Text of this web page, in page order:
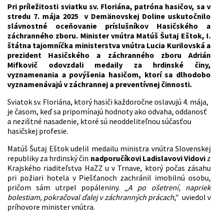
Pri príležitosti sviatku sv. Floriána, patróna hasičov, sa v
stredu 7. mája 2025 v Demänovskej Doline uskutočnilo
slávnostné oceňovanie príslušníkov Hasičského a
záchranného zboru. Minister vnútra Matúš Šutaj Eštok, I.
štátna tajomníčka ministerstva vnútra Lucia Kurilovská a
prezident Hasičského a záchranného zboru Adrián
Mifkovič odovzdali medaily za hrdinské činy,
vyznamenania a povýšenia hasičom, ktorí sa dlhodobo
vyznamenávajú v záchrannej a preventívnej činnosti.
Sviatok sv. Floriána, ktorý hasiči každoročne oslavujú 4. mája,
je časom, keď sa pripomínajú hodnoty ako odvaha, oddanosť
a nezištné nasadenie, ktoré sú neoddeliteľnou súčasťou
hasičskej profesie.
Matúš Šutaj Eštok udelil medailu ministra vnútra Slovenskej
republiky za hrdinský čin nadporučíkovi Ladislavovi Vidoviz
Krajského riaditeľstva HaZZ u v Trnave, ktorý počas zásahu
pri požiari hotela v Piešťanoch zachránil imobilnú osobu,
pričom sám utrpel popáleniny. „A po ošetrení, napriek
bolestiam, pokračoval ďalej v záchranných prácach," uviedol v
príhovore minister vnútra.